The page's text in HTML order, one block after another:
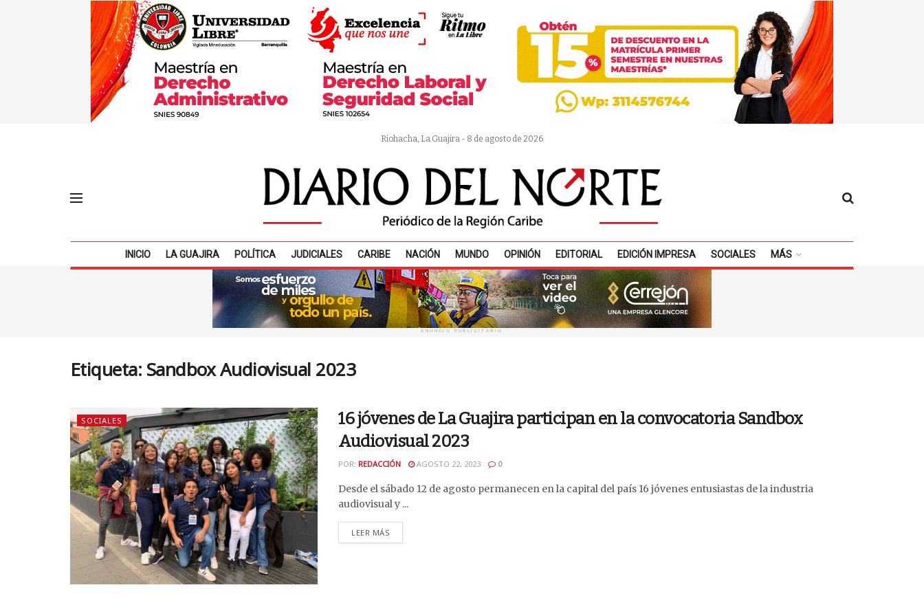
Riohacha, La Guajira - 8 de agosto de 2026
INICIO LA GUAJIRA POLÍTICA JUDICIALES CARIBE NACIÓN MUNDO OPINIÓN EDITORIAL EDICIÓN IMPRESA SOCIALES MÁS
ANUNCIO PUBLICITARIO
Etiqueta: Sandbox Audiovisual 2023
SOCIALES
16 jóvenes de La Guajira participan en la convocatoria Sandbox
Audiovisual 2023
POR: REDACCIÓN AGOSTO 22, 2023 0
Desde el sábado 12 de agosto permanecen en la capital del país 16 jóvenes entusiastas de la industria
audiovisual y ...
LEER MÁS